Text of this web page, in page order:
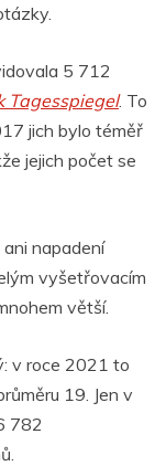
5 712
Tagesspiegel. To
jich bylo téměř
jejich počet se
napadení
vyšetřovacím
větší.
v roce 2021 to
19. Jen v
782